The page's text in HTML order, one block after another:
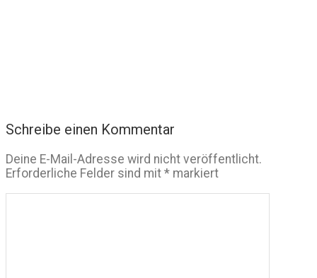
Schreibe einen Kommentar
Deine E-Mail-Adresse wird nicht veröffentlicht.
Erforderliche Felder sind mit * markiert